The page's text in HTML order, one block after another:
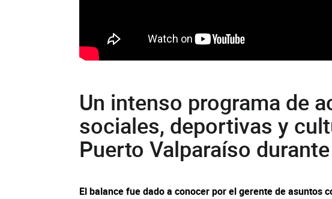
Un intenso programa de
sociales, deportivas y
Puerto Valparaíso
El balance fue dado a conocer por el gerente de asuntos